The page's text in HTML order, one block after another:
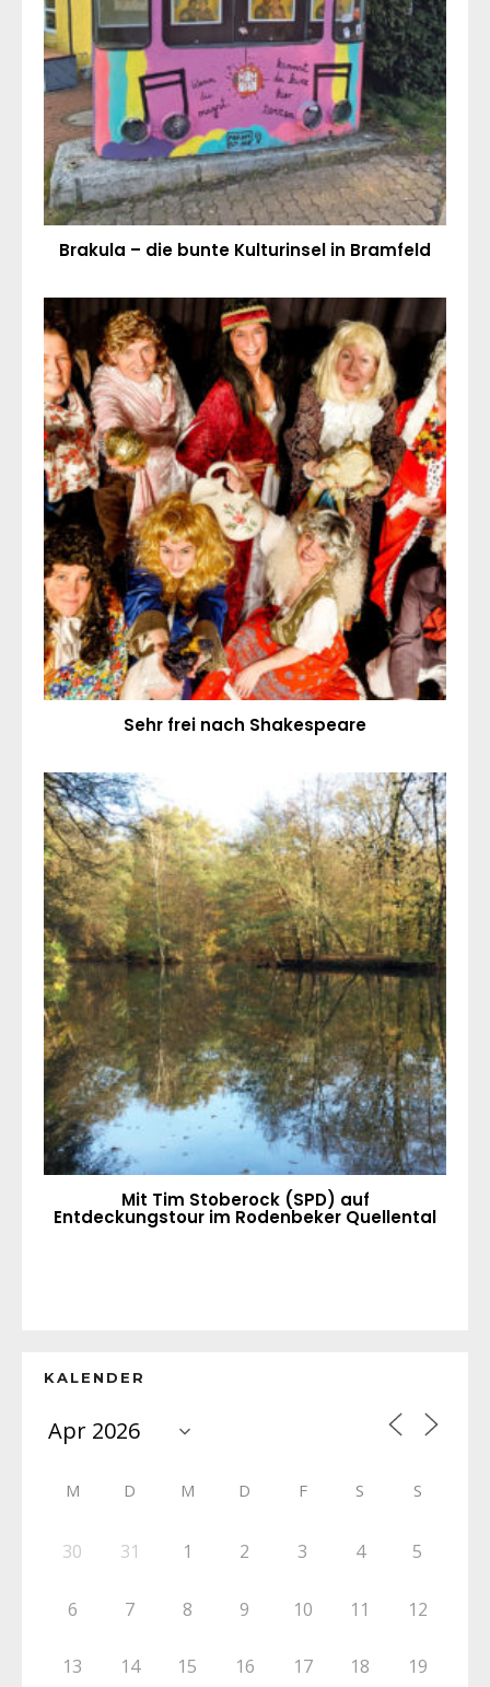
Brakula – die bunte Kulturinsel in Bramfeld
Sehr frei nach Shakespeare
Mit Tim Stoberock (SPD) auf
Entdeckungstour im Rodenbeker Quellental
KALENDER
M D M D F S S
30 31 1 2 3 4 5
6 7 8 9 10 11 12
13 14 15 16 17 18 19